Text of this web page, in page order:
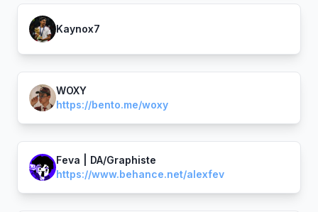
Kaynox7
WOXY
https://bento.me/woxy
Feva | DA/Graphiste
https://www.behance.net/alexfev